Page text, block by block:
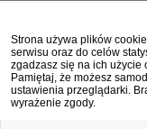
Strona używa plików
serwisu oraz do celów
zgadzasz się na ich użycie
Pamiętaj, że możesz
ustawienia przeglądarki.
wyrażenie zgody.